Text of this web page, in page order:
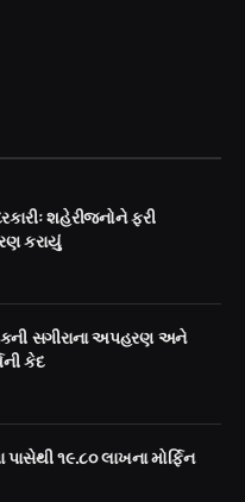
શહેરીજનોને ફરી
કરાયું
સગીરાના અપહરણ અને
કેદ
૧૯.૮૦ લાખના મોર્ફિન